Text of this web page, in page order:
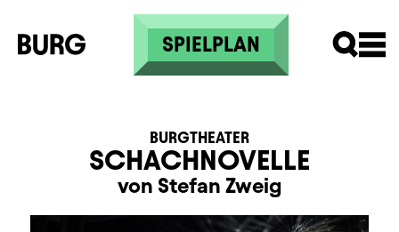
Direkt zum Inhalt
SPIELPLAN
SCHACHNOVELLE
BURGTHEATER
von Stefan Zweig